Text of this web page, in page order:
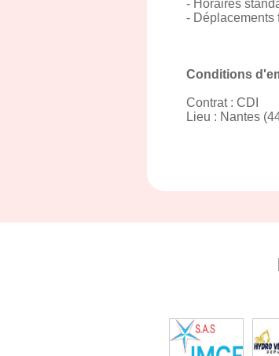
- Horaires
- Déplacements
Conditions
Contrat : CDI
Lieu : Nantes